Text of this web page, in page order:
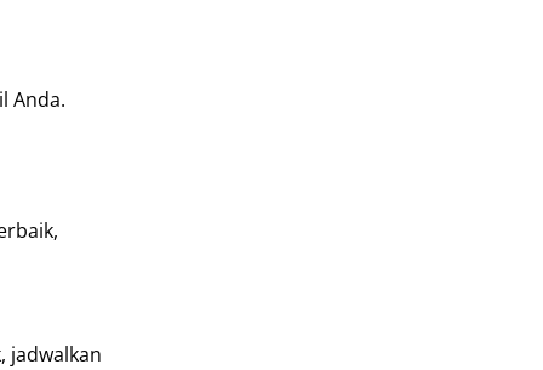
Anda.
jadwalkan